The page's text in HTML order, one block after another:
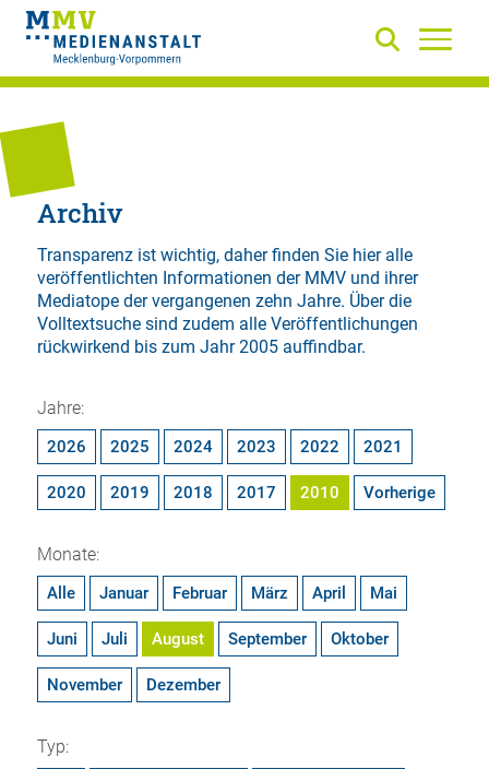
Archiv
Transparenz ist wichtig, daher finden Sie hier alle
veröffentlichten Informationen der MMV und ihrer
Mediatope der vergangenen zehn Jahre. Über die
Volltextsuchesind zudem alle Veröffentlichungen
rückwirkend bis zum Jahr 2005 auffindbar.
Jahre:
2026 2025 2024 2023 2022 2021
2020 2019 2018 2017 2010 Vorherige
Monate:
Alle Januar Februar März April Mai
Juni Juli August September Oktober
November Dezember
Typ: